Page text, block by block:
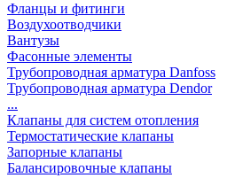
Фланцы и фитинги
Воздухоотводчики
Вантузы
Фасонные элементы
Трубопроводная арматура Danfoss
Трубопроводная арматура Dendor
...
Клапаны для систем отопления
Термостатические клапаны
Запорные клапаны
Балансировочные клапаны